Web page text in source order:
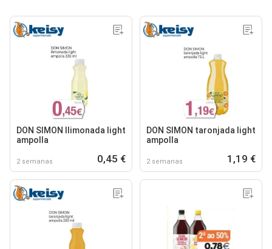
DON SIMON Ilimonada light
ampolla
2 semanas 0,45 €
DON SIMON taronjada light
ampolla
2 semanas 1,19 €